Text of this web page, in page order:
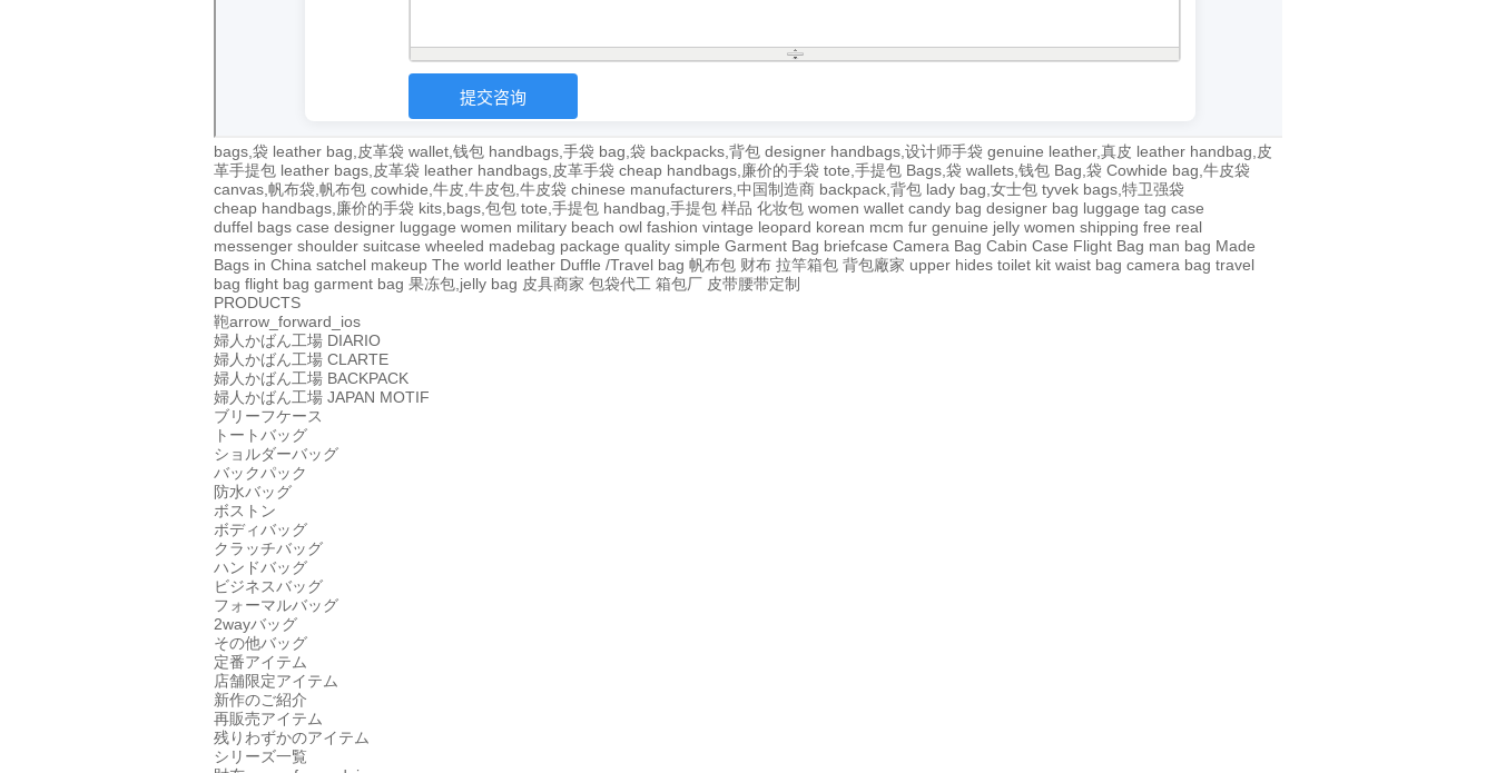
bags,袋 leather bag,皮革袋 wallet,钱包 handbags,手袋 bag,袋 backpacks,背包 designer handbags,设计师手袋 genuine leather,真皮 leather handbag,皮
革手提包 leather bags,皮革袋 leather handbags,皮革手袋 cheap handbags,廉价的手袋 tote,手提包 Bags,袋 wallets,钱包 Bag,袋 Cowhide bag,牛皮袋
canvas,帆布袋,帆布包 cowhide,牛皮,牛皮包,牛皮袋 chinese manufacturers,中国制造商 backpack,背包 lady bag,女士包 tyvek bags,特卫强袋
cheap handbags,廉价的手袋 kits,bags,包包 tote,手提包 handbag,手提包 样品 化妆包 women wallet candy bag designer bag luggage tag case
duffel bags case designer luggage women military beach owl fashion vintage leopard korean mcm fur genuine jelly women shipping free real
messenger shoulder suitcase wheeled madebag package quality simple Garment Bag briefcase Camera Bag Cabin Case Flight Bag man bag Made
Bags in China satchel makeup The world leather Duffle /Travel bag 帆布包 财布 拉竿箱包 背包廠家 upper hides toilet kit waist bag camera bag travel
bag flight bag garment bag 果冻包,jelly bag 皮具商家 包袋代工 箱包厂 皮带腰带定制
PRODUCTS
鞄arrow_forward_ios
婦人かばん工場 DIARIO
婦人かばん工場 CLARTE
婦人かばん工場 BACKPACK
婦人かばん工場 JAPAN MOTIF
ブリーフケース
トートバッグ
ショルダーバッグ
バックパック
防水バッグ
ボストン
ボディバッグ
クラッチバッグ
ハンドバッグ
ビジネスバッグ
フォーマルバッグ
2wayバッグ
その他バッグ
定番アイテム
店舗限定アイテム
新作のご紹介
再販売アイテム
残りわずかのアイテム
シリーズ一覧